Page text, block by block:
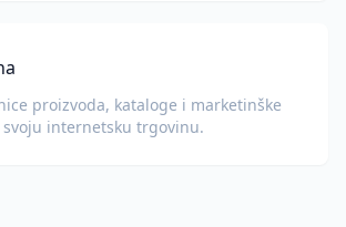
proizvoda, kataloge i marketinške
svoju internetsku trgovinu.